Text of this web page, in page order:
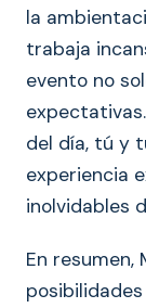
la
trabaja
evento no
del día, tú y
experiencia
inolvidables
En resumen,